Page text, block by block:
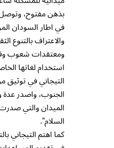
بذهن مفتوح،
في اطار السودان
والاعتراف بالتنوع
ومعتقدات شعوب
استخدام لغاتها
التيجاني في
الجنوب، واصدر
الميدان والتي
السلام”.
كما اهتم التيجاني